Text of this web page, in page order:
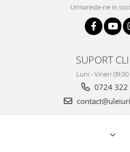
Urmareste-ne in
SUPORT
Luni - Vineri 09:00
0724 322